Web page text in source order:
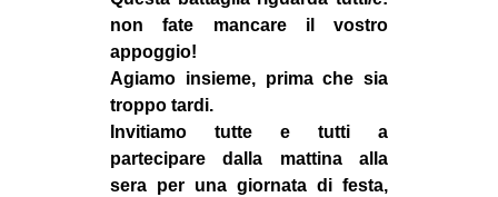
non fate mancare il vostro
appoggio!
Agiamo insieme, prima che sia
troppo tardi.
Invitiamo tutte e tutti a
partecipare dalla mattina alla
sera per una giornata di festa,